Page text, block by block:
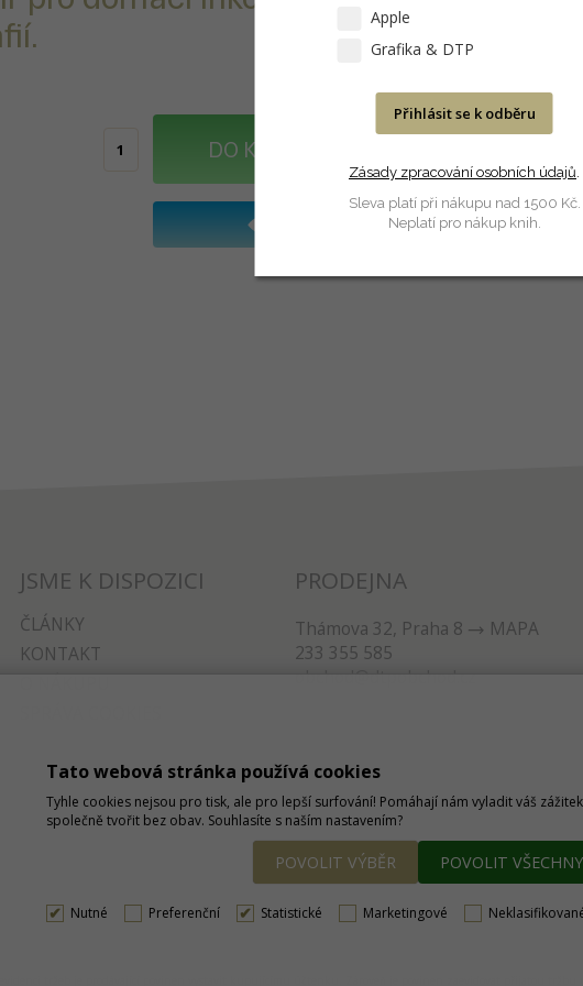
DO KOŠÍKU
JSME K DISPOZICI
ČLÁNKY
KONTAKT
PRODEJNA
Thámova 32, Praha 8
MAPA
233 355 585
obchod@dtpobchod.cz
Tato webová stránka používá cookies
Tyhle cookies nejsou pro tisk, ale pro lepší surfování! Pomáhají nám vyladit váš
společně tvořit bez obav. Souhlasíte s naším nastavením?
POVOLIT VÝBĚR POVOLIT
Nutné Preferenční Statistické Marketingové
Apple
Grafika & DTP
Přihlásit se k odběru
Zásady zpracování osobních údajů
Sleva platí při nákupu nad 1500 Kč.
Neplatí pro nákup knih.